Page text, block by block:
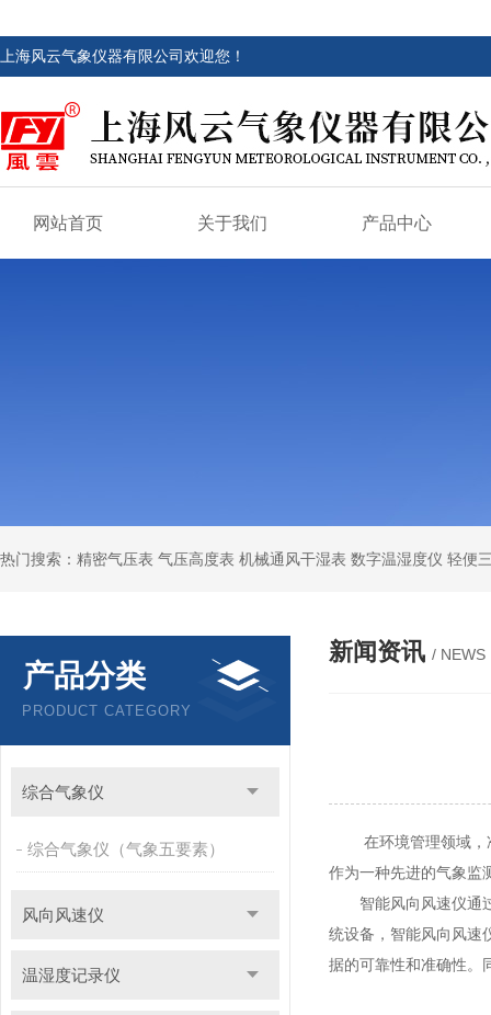
上海风云气象仪器有限公司欢迎您！
网站首页 关于我们 产品中心
产品分类
PRODUCT CATEGORY
综合气象仪
综合气象仪（气象五要素）
风向风速仪
温湿度记录仪
新闻资讯 / NEWS
在环境管理领域，准
作为一种先进的气象监
智能风向风速仪通过
统设备，智能风向风速
据的可靠性和准确性。